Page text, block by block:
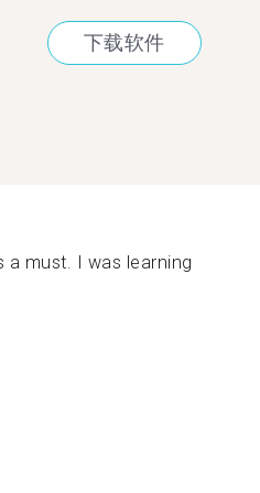
下载软件
a must. I was learning